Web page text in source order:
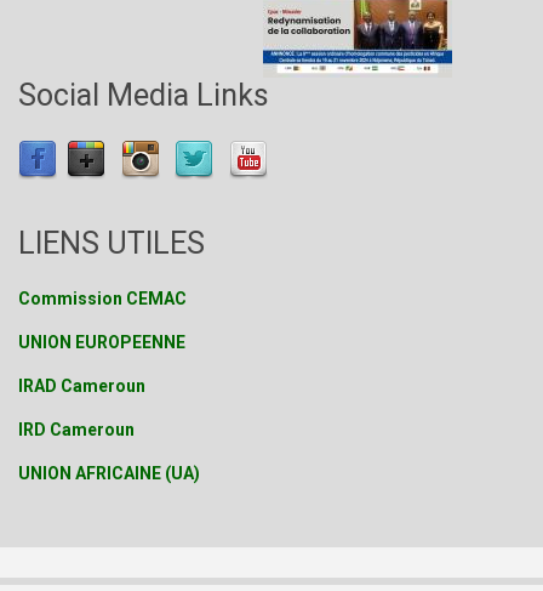
Social Media Links
LIENS UTILES
Commission CEMAC
UNION EUROPEENNE
IRAD Cameroun
IRD Cameroun
UNION AFRICAINE (UA)